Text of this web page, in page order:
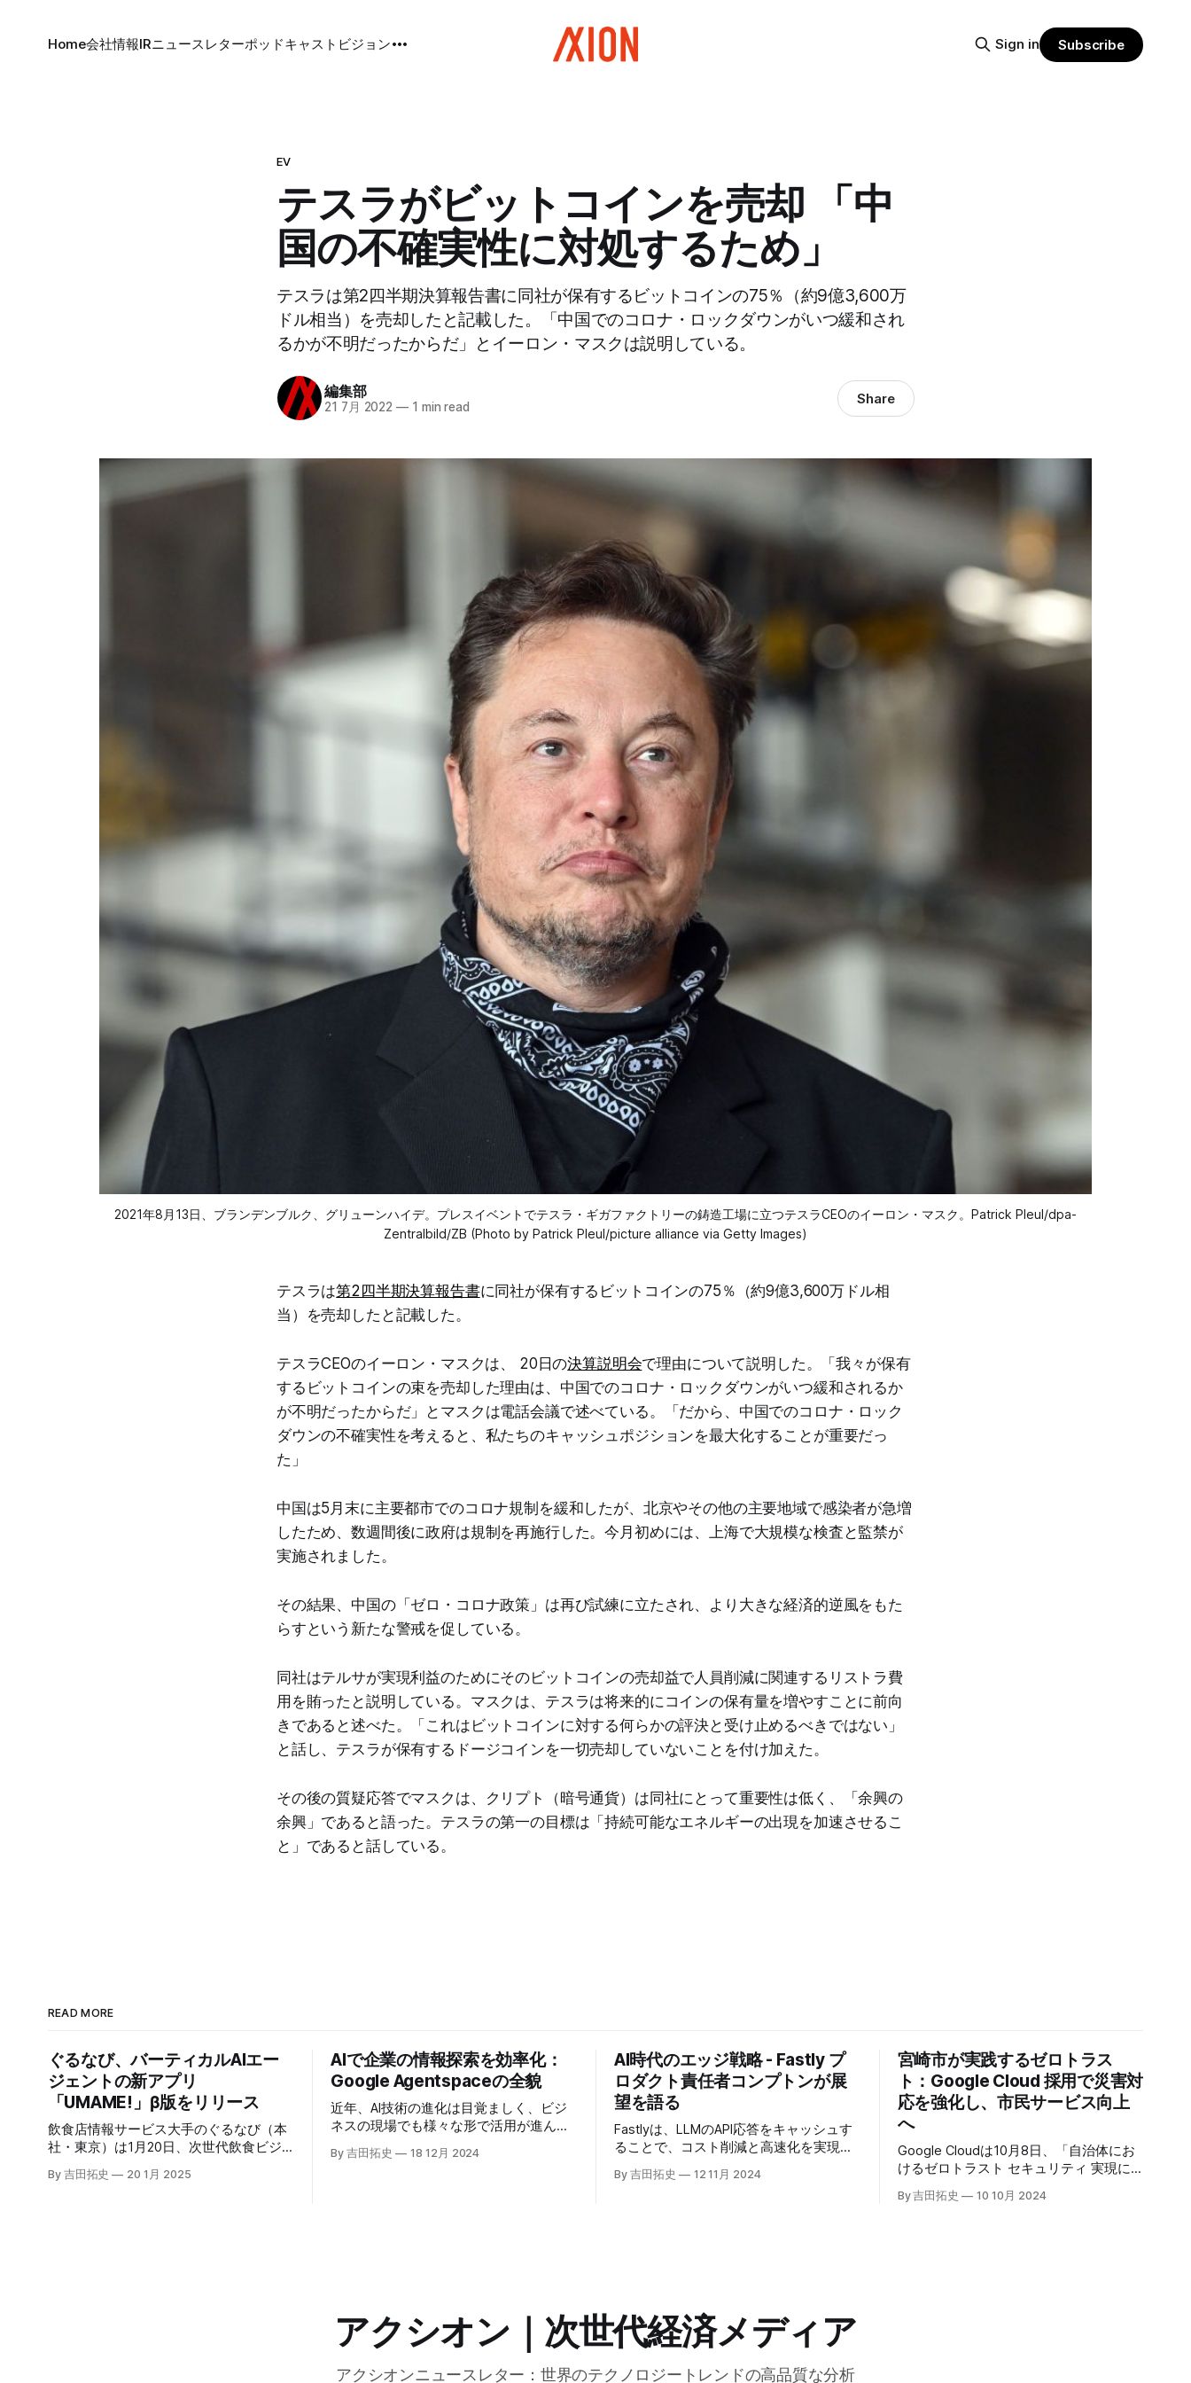
Home会社情報IRニュースレターポッドキャスト ビジョン Sign in Subscribe
EV
テスラがビットコインを売却 「中
国の不確実性に対処するため」
テスラは第2四半期決算報告書に同社が保有するビットコインの75％（約9億3,600万
ドル相当）を売却したと記載した。「中国でのコロナ・ロックダウンがいつ緩和され
るかが不明だったからだ」とイーロン・マスクは説明している。
編集部
21 7月 2022 — 1 min read Share
2021年8月13日、ブランデンブルク、グリューンハイデ。プレスイベントでテスラ・ギガファクトリーの鋳造工場に立つテスラCEOのイーロン・マスク。Patrick Pleul/dpa-
Zentralbild/ZB (Photo by Patrick Pleul/picture alliance via Getty Images)
テスラは第2四半期決算報告書に同社が保有するビットコインの75％（約9億3,600万ドル相
当）を売却したと記載した。
テスラCEOのイーロン・マスクは、 20日の決算説明会で理由について説明した。「我々が保有
するビットコインの束を売却した理由は、中国でのコロナ・ロックダウンがいつ緩和されるか
が不明だったからだ」とマスクは電話会議で述べている。「だから、中国でのコロナ・ロック
ダウンの不確実性を考えると、私たちのキャッシュポジションを最大化することが重要だっ
た」
中国は5月末に主要都市でのコロナ規制を緩和したが、北京やその他の主要地域で感染者が急増
したため、数週間後に政府は規制を再施行した。今月初めには、上海で大規模な検査と監禁が
実施されました。
その結果、中国の「ゼロ・コロナ政策」は再び試練に立たされ、より大きな経済的逆風をもた
らすという新たな警戒を促している。
同社はテルサが実現利益のためにそのビットコインの売却益で人員削減に関連するリストラ費
用を賄ったと説明している。マスクは、テスラは将来的にコインの保有量を増やすことに前向
きであると述べた。「これはビットコインに対する何らかの評決と受け止めるべきではない」
と話し、テスラが保有するドージコインを一切売却していないことを付け加えた。
その後の質疑応答でマスクは、クリプト（暗号通貨）は同社にとって重要性は低く、「余興の
余興」であると語った。テスラの第一の目標は「持続可能なエネルギーの出現を加速させるこ
と」であると話している。
READ MORE
ぐるなび、バーティカルAIエー
ジェントの新アプリ
「UMAME!」β版をリリース
飲食店情報サービス大手のぐるなび（本
社・東京）は1月20日、次世代飲食ビジ
ネスの基盤構築をめざす「ぐるなびNext
プロジェクト」の初成果として、新たな
By 吉田拓史 20 1月 2025
AIで企業の情報探索を効率化：
Google Agentspaceの全貌
近年、AI技術の進化は目覚ましく、ビジ
ネスの現場でも様々な形で活用が進んで
いる。そのような中、Google Cloudが新
たに発表したGoogle Agentspaceは、い
By 吉田拓史 18 12月 2024
AI時代のエッジ戦略 - Fastly プ
ロダクト責任者コンプトンが展
望を語る
Fastlyは、LLMのAPI応答をキャッシュす
ることで、コスト削減と高速化を実現す
る「Fastly AI Accelerator」の提供を開始
した。キップ・コンプトン最高プロダク
た。
By 吉田拓史 12 11月 2024
宮崎市が実践するゼロトラス
ト：Google Cloud 採用で災害対
応を強化し、市民サービス向上
へ
Google Cloudは10月8日、「自治体にお
けるゼロトラスト セキュリティ 実現に
向けて」と題した記者説明会を開催し、
自治体向けにゼロトラストセキュリティ
By 吉田拓史 10 10月 2024
アクシオン｜次世代経済メディア
アクシオンニュースレター：世界のテクノロジートレンドの高品質な分析